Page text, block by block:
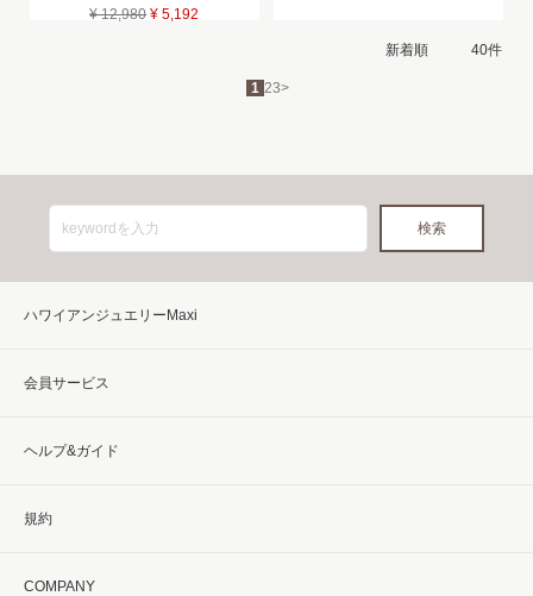
¥ 12,980 ¥ 5,192
1 23>
ハワイアンジュエリーMaxi
会員サービス
ヘルプ&ガイド
規約
COMPANY